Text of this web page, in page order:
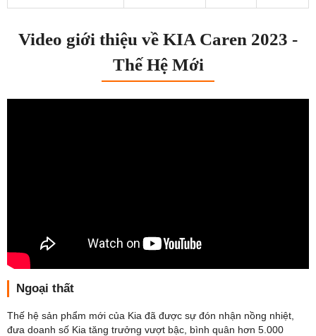
Video giới thiệu về KIA Caren 2023 -
Thế Hệ Mới
Ngoại thất
Thế hệ sản phẩm mới của Kia đã được sự đón nhận nồng nhiệt,
đưa doanh số Kia tăng trưởng vượt bậc, bình quân hơn 5.000